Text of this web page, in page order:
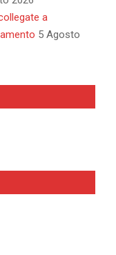
a
5 Agosto